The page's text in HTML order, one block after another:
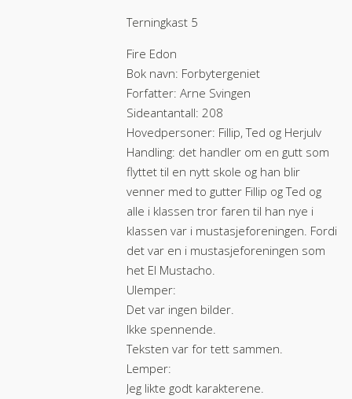
Terningkast 5
Fire Edon
Bok navn: Forbytergeniet
Forfatter: Arne Svingen
Sideantantall: 208
Hovedpersoner: Fillip, Ted og Herjulv
Handling: det handler om en gutt som
flyttet til en nytt skole og han blir
venner med to gutter Fillip og Ted og
alle i klassen tror faren til han nye i
klassen var i mustasjeforeningen. Fordi
det var en i mustasjeforeningen som
het El Mustacho.
Ulemper:
Det var ingen bilder.
Ikke spennende.
Teksten var for tett sammen.
Lemper:
Jeg likte godt karakterene.